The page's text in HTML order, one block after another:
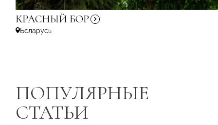
КРАСНЫЙ БОР
Бєларусь
ПОПУЛЯРНЫЕ
СТАТЬИ